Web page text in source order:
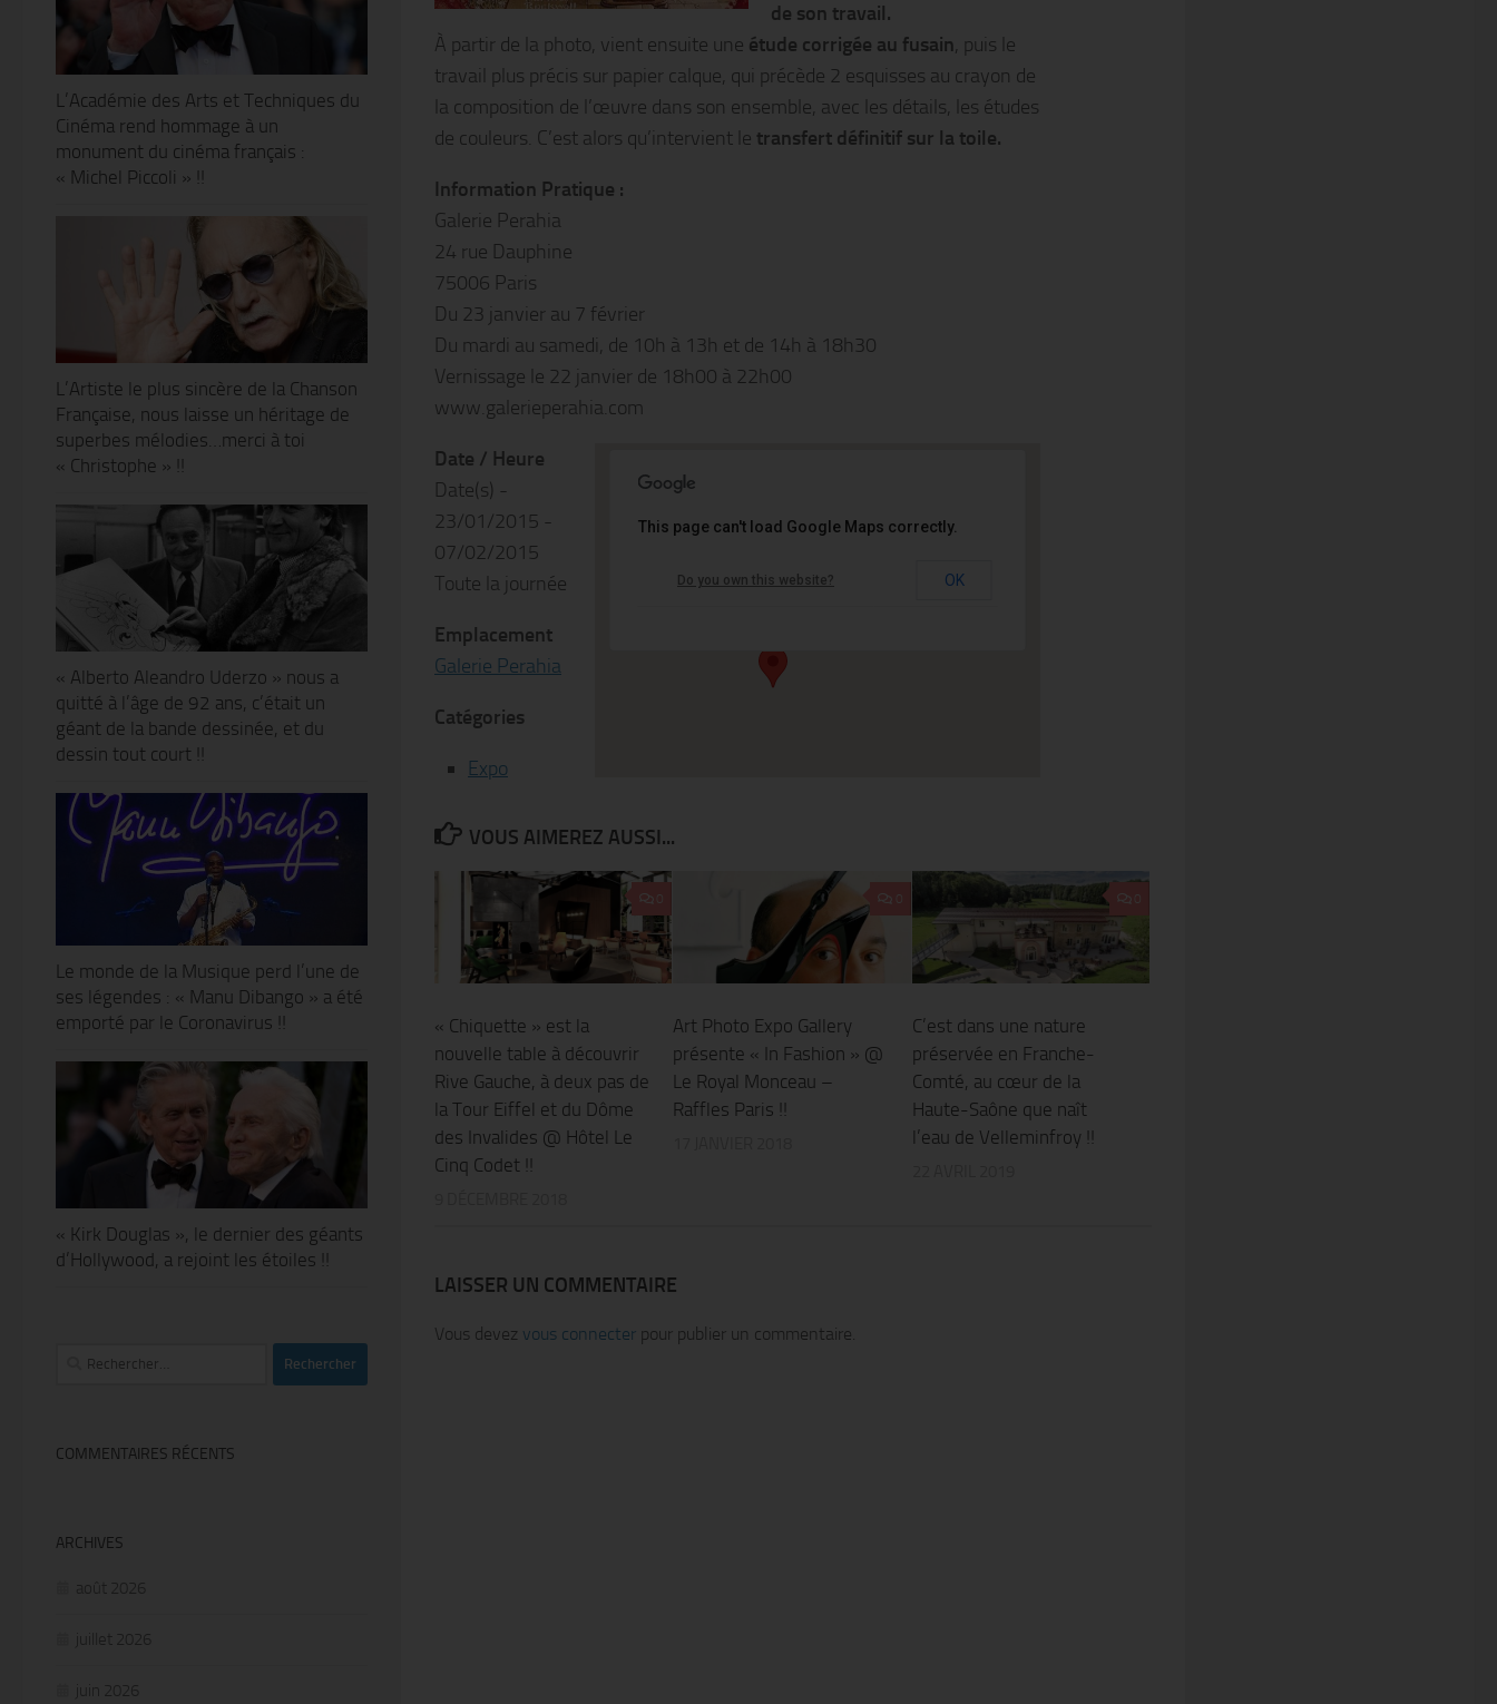
de son travail.
À partir de la photo, vient ensuite une étude corrigée au fusain, puis le
travail plus précis sur papier calque, qui précède 2 esquisses au crayon de
la composition de l’œuvre dans son ensemble, avec les détails, les études
de couleurs. C’est alors qu’intervient le transfert définitif sur la toile.
Information Pratique :
Galerie Perahia
24 rue Dauphine
75006 Paris
Du 23 janvier au 7 février
Du mardi au samedi, de 10h à 13h et de 14h à 18h30
Vernissage le 22 janvier de 18h00 à 22h00
www.galerieperahia.com
Galerie Perahia
24 rue Dauphine - 75006 Paris
This page can't load Google Maps correctly.
Do you own this website? OK
Date / Heure
Date(s) -
23/01/2015 -
07/02/2015
Toute la journée
Emplacement
Galerie Perahia
Catégories
Expo
VOUS AIMEREZ AUSSI...
« Chiquette » est la
nouvelle table à découvrir
Rive Gauche, à deux pas de
la Tour Eiffel et du Dôme
des Invalides @ Hôtel Le
Cinq Codet !!
Art Photo Expo Gallery
présente « In Fashion » @
Le Royal Monceau –
Raffles Paris !!
C’est dans une nature
préservée en Franche-
Comté, au cœur de la
Haute-Saône que naît
l’eau de Velleminfroy !!
LAISSER UN COMMENTAIRE
Vous devez vous connecter pour publier un commentaire.
L’Académie des Arts et Techniques du
Cinéma rend hommage à un
monument du cinéma français :
« Michel Piccoli » !!
L’Artiste le plus sincère de la Chanson
Française, nous laisse un héritage de
superbes mélodies…merci à toi
« Christophe » !!
« Alberto Aleandro Uderzo » nous a
quitté à l’âge de 92 ans, c’était un
géant de la bande dessinée, et du
dessin tout court !!
Le monde de la Musique perd l’une de
ses légendes : « Manu Dibango » a été
emporté par le Coronavirus !!
« Kirk Douglas », le dernier des géants
d’Hollywood, a rejoint les étoiles !!
Rechercher :
COMMENTAIRES RÉCENTS
ARCHIVES
août 2026
juillet 2026
juin 2026